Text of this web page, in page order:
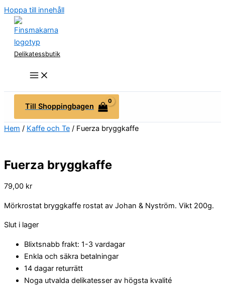
Hoppa till innehåll
Delikatessbutik
Till Shoppingbagen
Hem / Kaffe och Te / Fuerza bryggkaffe
Fuerza bryggkaffe
79,00 kr
Mörkrostat bryggkaffe rostat av Johan & Nyström. Vikt 200g.
Slut i lager
Blixtsnabb frakt: 1-3 vardagar
Enkla och säkra betalningar
14 dagar returrätt
Noga utvalda delikatesser av högsta kvalité